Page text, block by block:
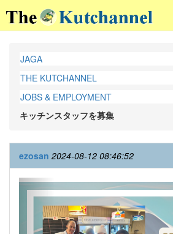
JAGA
THE KUTCHANNEL
JOBS & EMPLOYMENT
キッチンスタッフを募集
ezosan 2024-08-12 08:46:52
Previous